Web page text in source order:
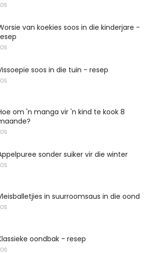
van koekies soos in die kinderjare -
soos in die tuin - resep
om 'n manga vir 'n kind te kook 8
sonder suiker vir die winter
in suurroomsaus in die oond
oondbak - resep